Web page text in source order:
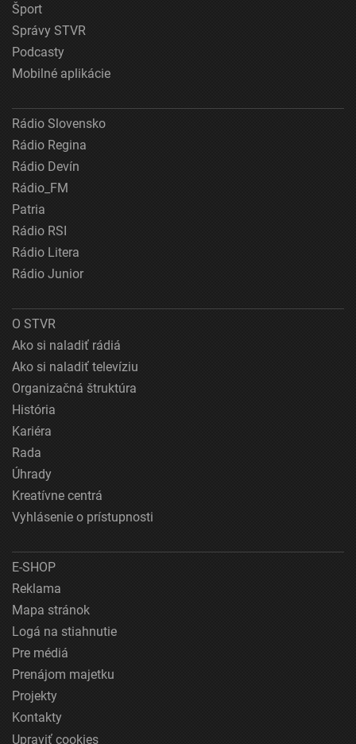
Šport
Správy STVR
Podcasty
Mobilné aplikácie
Rádio Slovensko
Rádio Regina
Rádio Devín
Rádio_FM
Patria
Rádio RSI
Rádio Litera
Rádio Junior
O STVR
Ako si naladiť rádiá
Ako si naladiť televíziu
Organizačná štruktúra
História
Kariéra
Rada
Úhrady
Kreatívne centrá
Vyhlásenie o prístupnosti
E-SHOP
Reklama
Mapa stránok
Logá na stiahnutie
Pre médiá
Prenájom majetku
Projekty
Kontakty
Upraviť cookies